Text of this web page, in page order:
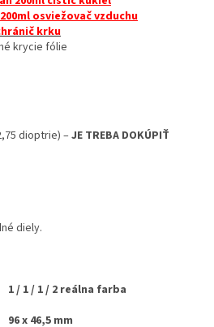
200ml osviežovač vzduchu
krku
krycie fólie
dioptrie) –JE TREBA DOKÚPIŤ
diely.
1 / 1 / 1 / 2 reálna farba
96 x 46,5 mm